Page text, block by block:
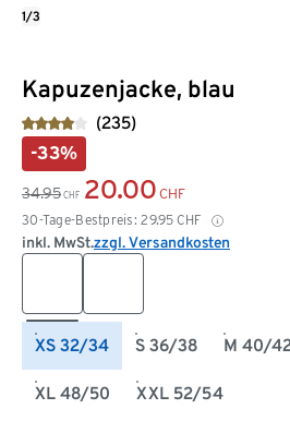
Kapuzenjacke, blau
(235)
-33%
34.95 CHF 20.00 CHF
30-Tage-Bestpreis: 29.95 CHF
inkl. MwSt.zzgl. Versandkosten
XS 32/34 S 36/38 M 40/
XL 48/50 XXL 52/54
1/3